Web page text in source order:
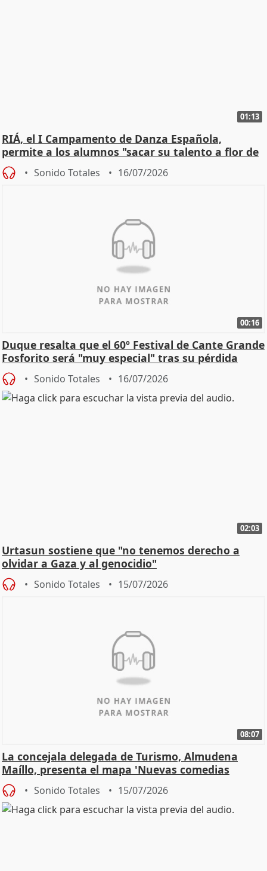
01:13
RIÁ, el I Campamento de Danza Española,
permite a los alumnos "sacar su talento a flor de
piel"
Sonido Totales 16/07/2026
00:16
Duque resalta que el 60º Festival de Cante Grande
Fosforito será "muy especial" tras su pérdida
Sonido Totales 16/07/2026
02:03
Urtasun sostiene que "no tenemos derecho a
olvidar a Gaza y al genocidio"
Sonido Totales 15/07/2026
08:07
La concejala delegada de Turismo, Almudena
Maíllo, presenta el mapa 'Nuevas comedias
madrileñas'
Sonido Totales 15/07/2026